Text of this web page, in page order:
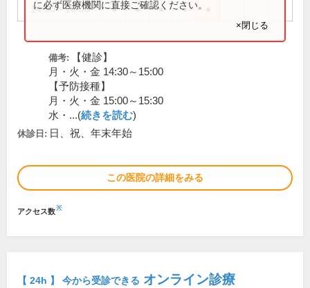
14:30～18:00 ● ● ● ●
に必ず医療機関に直接ご確認ください。
×閉じる
備考:
【健診】
月・火・金 14:30～15:00
【予防接種】
月・火・金 15:00～15:30
水・...(続きを読む)
休診日: 日、祝、年末年始
この医院の詳細をみる
アクセス数※
【 24h 】 今から受診できる オンライン診療